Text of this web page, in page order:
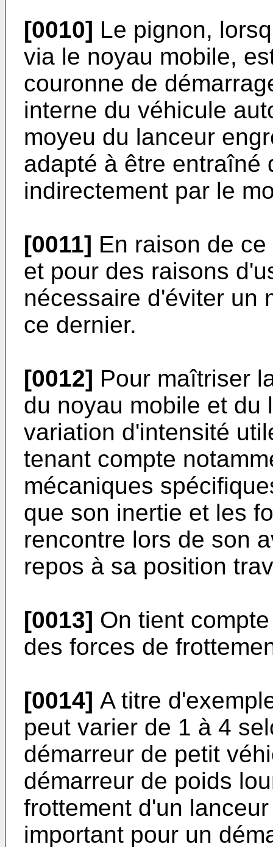
[0010] Le pignon,
via le noyau mobile,
couronne de
interne du véhicule
moyeu du lanceur
adapté à être entraîné
indirectement par le
[0011] En raison de
et pour des raisons
nécessaire d'éviter un
ce dernier.
[0012] Pour maîtriser
du noyau mobile et du
variation d'intensité
tenant compte
mécaniques
que son inertie et les
rencontre lors de son
repos à sa position
[0013] On tient
des forces de
[0014] A titre
peut varier de 1 à 4
démarreur de petit
démarreur de poids
frottement d'un
important pour un